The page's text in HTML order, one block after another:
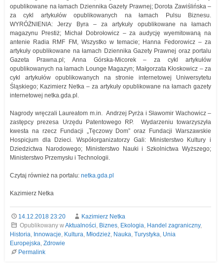
opublikowane na łamach Dziennika Gazety Prawnej; Dorota Zawiślińska –
za cykl artykułów opublikowanych na łamach Pulsu Biznesu.
WYRÓŻNIENIA: Jerzy Byra – za artykuły opublikowane na łamach
magazynu Prestiż; Michał Dobrołowicz – za audycję wyemitowaną na
antenie Radia RMF FM, Wszystko w temacie; Hanna Fedorowicz – za
artykuły opublikowane na łamach Dziennika Gazety Prawnej oraz portalu
Gazeta Prawna.pl; Anna Górska-Micorek – za cykl artykułów
opublikowanych na łamach Lounge Magazyn; Małgorzata Kłoskowicz – za
cykl artykułów opublikowanych na stronie internetowej Uniwersytetu
Śląskiego; Kazimierz Netka – za artykuły opublikowane na łamach gazety
internetowej netka.gda.pl.
Nagrody wręczali Laureatom m.in. Andrzej Pyrża i Sławomir Wachowicz –
zastępcy prezesa Urzędu Patentowego RP. Wydarzeniu towarzyszyła
kwesta na rzecz Fundacji „Tęczowy Dom” oraz Fundacji Warszawskie
Hospicjum dla Dzieci. Współorganizatorzy Gali: Ministerstwo Kultury i
Dziedzictwa Narodowego; Ministerstwo Nauki i Szkolnictwa Wyższego;
Ministerstwo Przemysłu i Technologii.
Czytaj również na portalu: netka.gda.pl
Kazimierz Netka
14.12.2018 23:20
Kazimierz Netka
Opublikowany wAktualności, Biznes, Ekologia, Handel zagraniczny,
Historia, Innowacje, Kultura, Młodzież, Nauka, Turystyka, Unia
Europejska, Zdrowie
Permalink